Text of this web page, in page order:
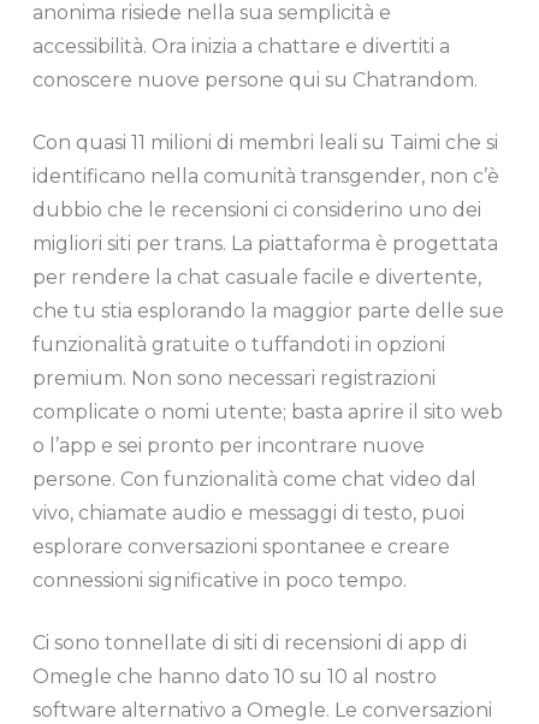
anonima risiede nella sua semplicità e
accessibilità. Ora inizia a chattare e divertiti a
conoscere nuove persone qui su Chatrandom.
Con quasi 11 milioni di membri leali su Taimi che si
identificano nella comunità transgender, non c’è
dubbio che le recensioni ci considerino uno dei
migliori siti per trans. La piattaforma è progettata
per rendere la chat casuale facile e divertente,
che tu stia esplorando la maggior parte delle sue
funzionalità gratuite o tuffandoti in opzioni
premium. Non sono necessari registrazioni
complicate o nomi utente; basta aprire il sito web
o l’app e sei pronto per incontrare nuove
persone. Con funzionalità come chat video dal
vivo, chiamate audio e messaggi di testo, puoi
esplorare conversazioni spontanee e creare
connessioni significative in poco tempo.
Ci sono tonnellate di siti di recensioni di app di
Omegle che hanno dato 10 su 10 al nostro
software alternativo a Omegle. Le conversazioni